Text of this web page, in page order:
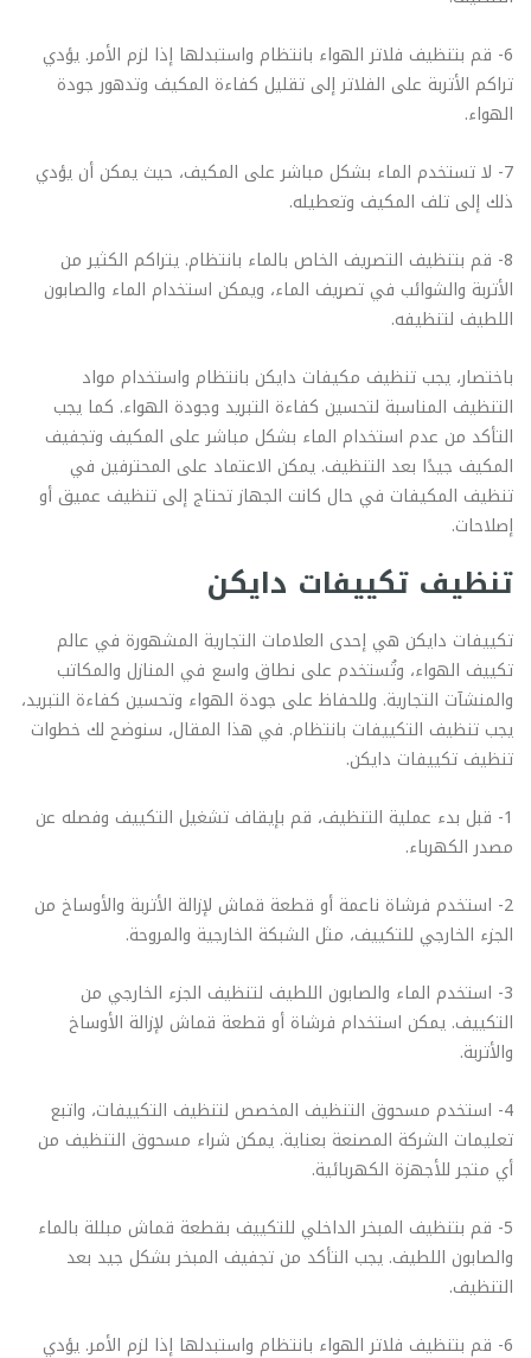
6- قم بتنظيف فلاتر الهواء بانتظام واستبدلها إذا لزم الأمر. يؤدي
تراكم الأتربة على الفلاتر إلى تقليل كفاءة المكيف وتدهور جودة
الهواء.
7- لا تستخدم الماء بشكل مباشر على المكيف، حيث يمكن أن يؤدي
ذلك إلى تلف المكيف وتعطيله.
8- قم بتنظيف التصريف الخاص بالماء بانتظام. يتراكم الكثير من
الأتربة والشوائب في تصريف الماء، ويمكن استخدام الماء والصابون
اللطيف لتنظيفه.
باختصار، يجب تنظيف مكيفات دايكن بانتظام واستخدام مواد
التنظيف المناسبة لتحسين كفاءة التبريد وجودة الهواء. كما يجب
التأكد من عدم استخدام الماء بشكل مباشر على المكيف وتجفيف
المكيف جيدًا بعد التنظيف. يمكن الاعتماد على المحترفين في
تنظيف المكيفات في حال كانت الجهاز تحتاج إلى تنظيف عميق أو
إصلاحات.
تنظيف تكييفات دايكن
تكييفات دايكن هي إحدى العلامات التجارية المشهورة في عالم
تكييف الهواء، وتُستخدم على نطاق واسع في المنازل والمكاتب
والمنشآت التجارية. وللحفاظ على جودة الهواء وتحسين كفاءة التبريد،
يجب تنظيف التكييفات بانتظام. في هذا المقال، سنوضح لك خطوات
تنظيف تكييفات دايكن.
1- قبل بدء عملية التنظيف، قم بإيقاف تشغيل التكييف وفصله عن
مصدر الكهرباء.
2- استخدم فرشاة ناعمة أو قطعة قماش لإزالة الأتربة والأوساخ من
الجزء الخارجي للتكييف، مثل الشبكة الخارجية والمروحة.
3- استخدم الماء والصابون اللطيف لتنظيف الجزء الخارجي من
التكييف. يمكن استخدام فرشاة أو قطعة قماش لإزالة الأوساخ
والأتربة.
4- استخدم مسحوق التنظيف المخصص لتنظيف التكييفات، واتبع
تعليمات الشركة المصنعة بعناية. يمكن شراء مسحوق التنظيف من
أي متجر للأجهزة الكهربائية.
5- قم بتنظيف المبخر الداخلي للتكييف بقطعة قماش مبللة بالماء
والصابون اللطيف. يجب التأكد من تجفيف المبخر بشكل جيد بعد
التنظيف.
6- قم بتنظيف فلاتر الهواء بانتظام واستبدلها إذا لزم الأمر. يؤدي